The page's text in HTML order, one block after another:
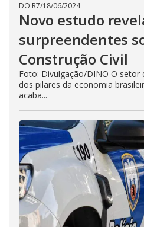
DO R7/18/06/2024
Novo estudo
surpreendentes
Construção Civil
Foto: Divulgação/DINO O setor
dos pilares da economia
acaba...